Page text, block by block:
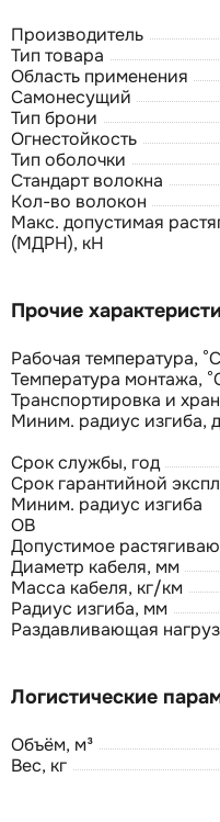
Производитель
Тип товара
Область применения
Самонесущий
Тип брони
Огнестойкость
Тип оболочки
Стандарт волокна
Кол-во волокон
Макс. допустимая
(МДРН), кН
Прочие
Рабочая температура, °С
Температура монтажа,
Транспортировка и
Миним. радиус изгиба,
Срок службы, год
Срок гарантийной
Миним. радиус изгиба
ОВ
Допустимое
Диаметр кабеля, мм
Масса кабеля, кг/км
Радиус изгиба, мм
Раздавливающая
Логистические
Объём, м³
Вес, кг